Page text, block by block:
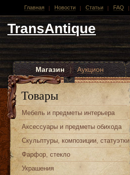
Главная Новости Статьи FAQ
TransAntique
Магазин | Аукцион
Другие стили
Товары
Мебель и предметы интерьера
Аксессуары и предметы обихода
Скульптуры, композиции, статуэтки
Фарфор, стекло
Украшения